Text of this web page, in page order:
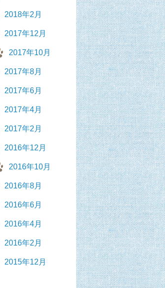
2018年2月
2017年12月
2017年10月
2017年8月
2017年6月
2017年4月
2017年2月
2016年12月
2016年10月
2016年8月
2016年6月
2016年4月
2016年2月
2015年12月